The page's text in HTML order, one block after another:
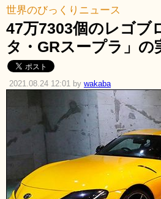
世界のびっくりニュース
47万7303個のレゴブ
タ・GRスープラ」の
2021.08.24 12:01 by wakaba